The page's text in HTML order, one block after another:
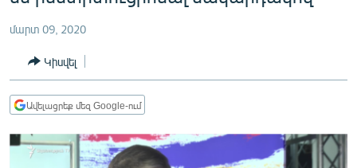
հիմնական
մենյուին
ՔԱՂԱՔԱԿԱՆ
ԸՆՏՐՈՒԹՅՈՒՆՆԵՐ 2026
ԻՐԱՎՈՒՆՔ
ՀԱՍԱՐԱԿՈՒԹՅՈՒՆ
ՂԱՐԱԲԱՂ
մարտ 09, 2020
Կիսվել
Ավելացրեք մեզ Google-ում